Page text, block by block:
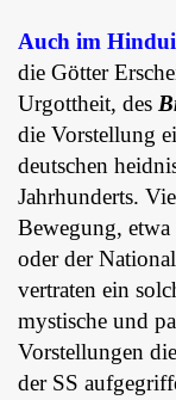
Auch im
die Götter
Urgottheit, des
die Vorstellung
deutschen
Jahrhunderts.
Bewegung,
oder der
vertraten ein
mystische und
Vorstellungen
der SS